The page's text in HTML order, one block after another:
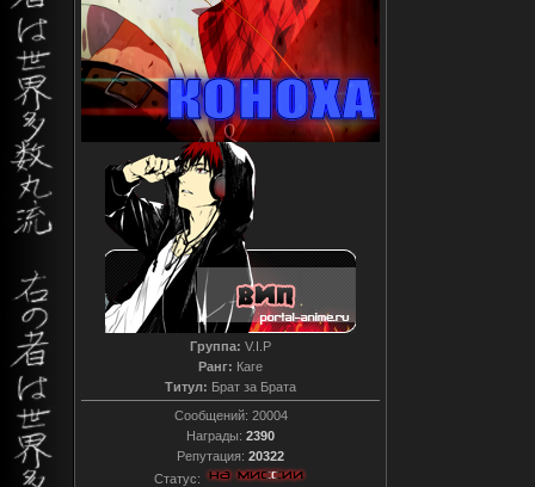
Группа: V.I.P
Ранг: Каге
Титул: Брат за Брата
Сообщений: 20004
Награды: 2390
Репутация: 20322
Статус: